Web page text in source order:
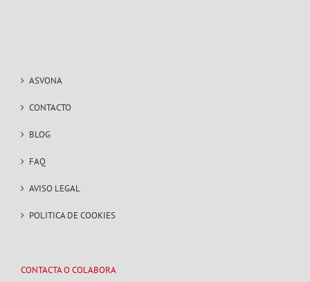
ASVONA
CONTACTO
BLOG
FAQ
AVISO LEGAL
POLITICA DE COOKIES
CONTACTA O COLABORA